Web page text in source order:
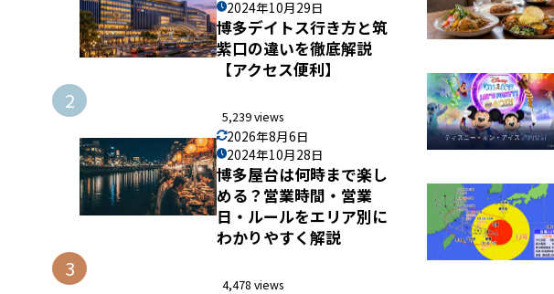
2024年10月29日
博多デイトス行き方と筑
紫口の違いを徹底解説
【アクセス便利】
2
5,239 views
2026年8月6日
2024年10月28日
博多屋台は何時まで楽し
める？営業時間・営業
日・ルールをエリア別に
わかりやすく解説
3
4,478 views